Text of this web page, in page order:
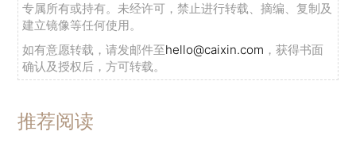
专属所有或持有。未经许可，禁止进行转载、摘编、复制及
建立镜像等任何使用。
如有意愿转载，请发邮件至hello@caixin.com ，获得书面
确认及授权后，方可转载。
推荐阅读